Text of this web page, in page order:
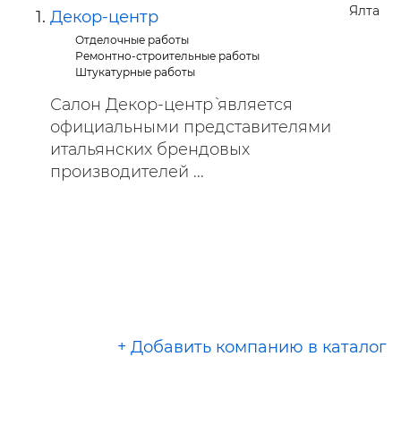
Ялта
Декор-центр
Отделочные работы
Ремонтно-строительные работы
Штукатурные работы
Салон `Декор-центр` является
официальными представителями
итальянских брендовых
производителей ...
+ Добавить компанию в каталог